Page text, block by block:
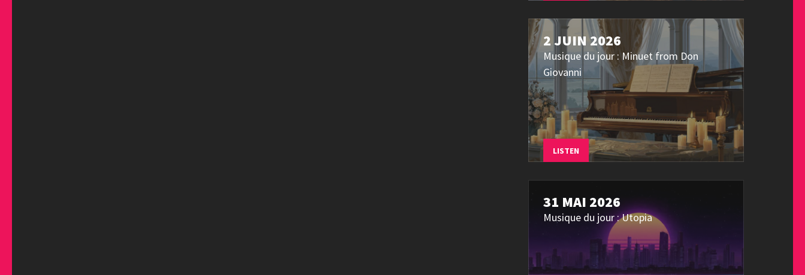
2 JUIN 2026
Musique du jour : Minuet from Don
Giovanni
LISTEN
31 MAI 2026
Musique du jour : Utopia